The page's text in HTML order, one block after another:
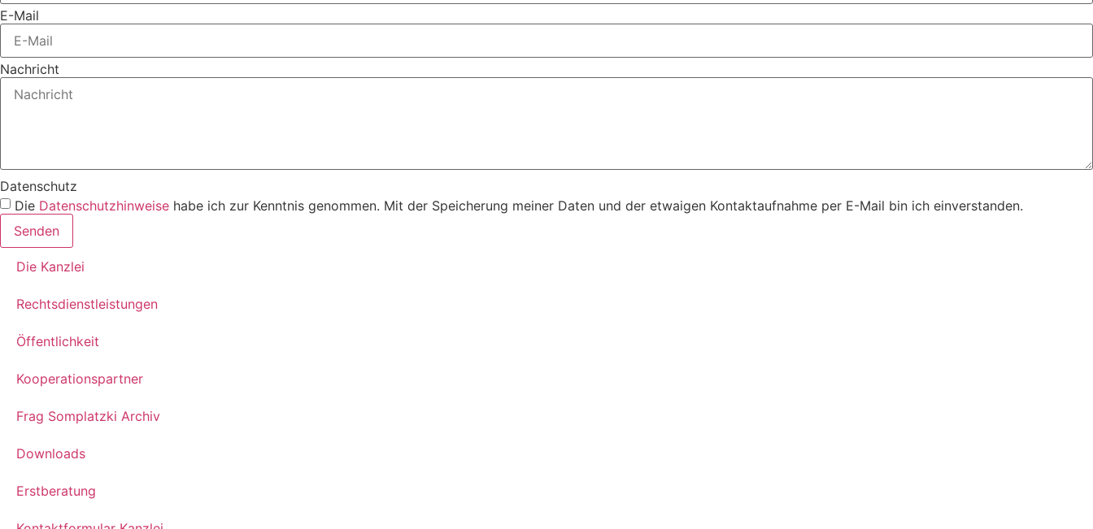
E-Mail
Nachricht
Datenschutz
Die Datenschutzhinweise habe ich zur Kenntnis genommen. Mit der Speicherung meiner Daten und der etwaigen Kontaktaufnahme per E-Mail bin ich einverstanden.
Senden
Die Kanzlei
Rechtsdienstleistungen
Öffentlichkeit
Kooperationspartner
Frag Somplatzki Archiv
Downloads
Erstberatung